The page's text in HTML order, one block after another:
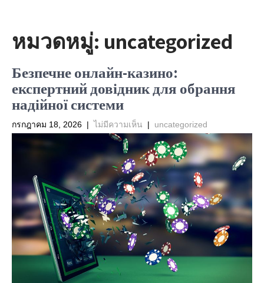
หมวดหมู่: uncategorized
Безпечне онлайн-казино:
експертний довідник для обрання
надійної системи
กรกฎาคม 18, 2026 |ไม่มีความเห็น | uncategorized